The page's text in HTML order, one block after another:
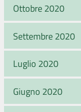
Ottobre 2020
Settembre 2020
Luglio 2020
Giugno 2020